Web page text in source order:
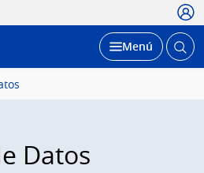
Desplegar
Menú Abrir
Datos